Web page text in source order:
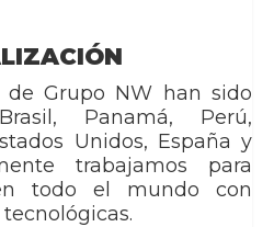
de Grupo NW han sido
Panamá, Perú,
Unidos, España y
trabajamos para
todo el mundo con